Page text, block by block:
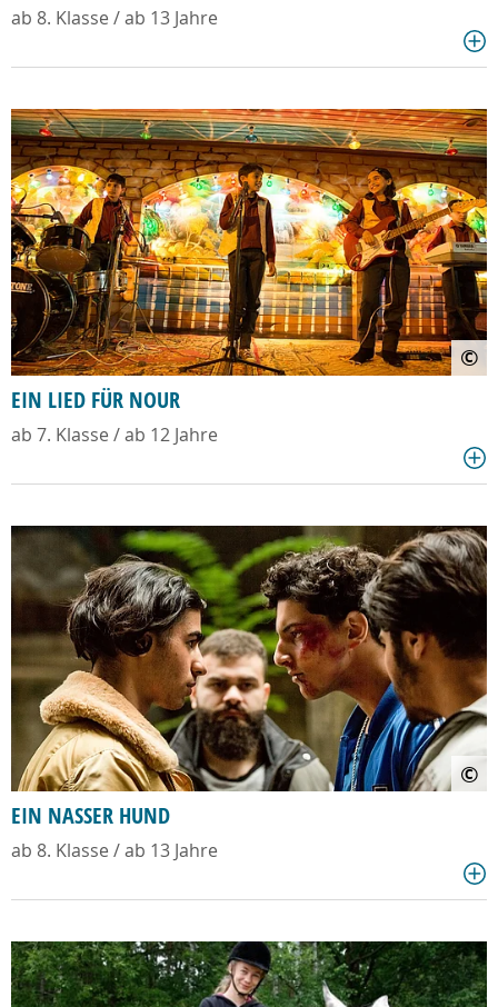
ab 8. Klasse / ab 13 Jahre
©
EIN LIED FÜR NOUR
ab 7. Klasse / ab 12 Jahre
©
EIN NASSER HUND
ab 8. Klasse / ab 13 Jahre